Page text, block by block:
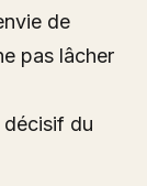
de
pas lâcher
décisif du